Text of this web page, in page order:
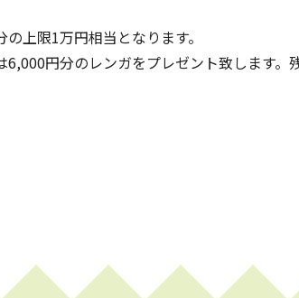
上限1万円相当となります。
円分のレンガをプレゼント致します。